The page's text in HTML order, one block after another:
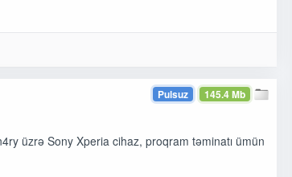
145.4 Mb
Pulsuz
üzrə Sony Xperia cihaz, proqram təminatı ümün